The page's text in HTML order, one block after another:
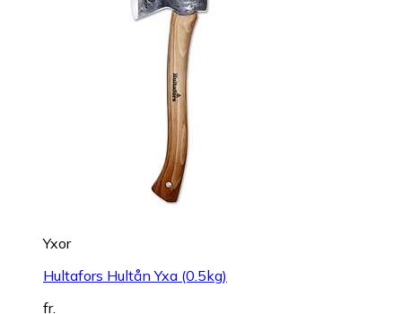
Yxor
Hultafors Hultån Yxa (0.5kg)
fr.